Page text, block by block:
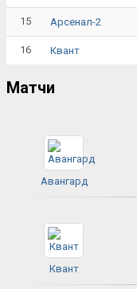
15 Арсенал-2
16 Квант
Матчи
Авангард
Квант